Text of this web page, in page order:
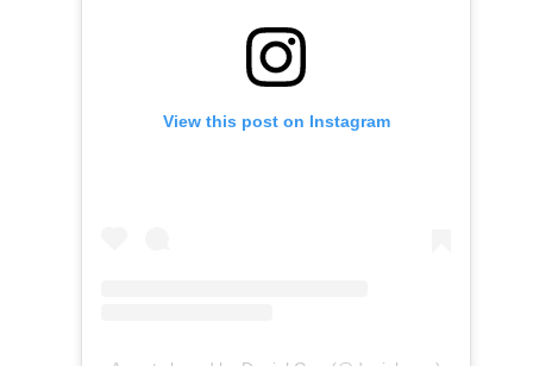
View this post on Instagram